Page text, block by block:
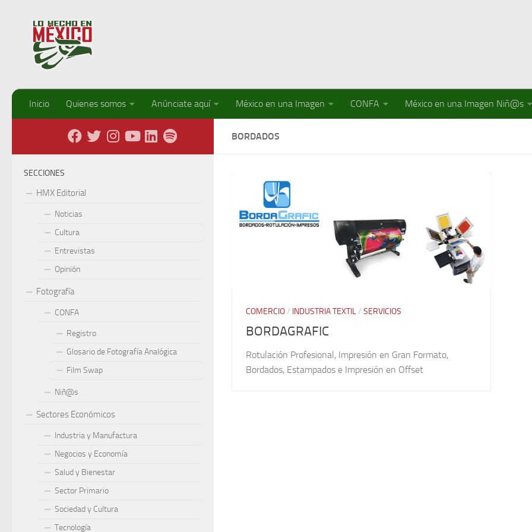
Inicio Quienes somos Anúnciate aquí México en una Imagen CONFA México en una Imagen Niñ@s
BORDADOS
COMERCIO/ INDUSTRIA TEXTIL/ SERVICIOS
BORDAGRAFIC
Rotulación Profesional, Impresión en Gran Formato,
Bordados, Estampados e Impresión en Offset
SECCIONES
HMX Editorial
Noticias
Cultura
Entrevistas
Opinión
Fotografía
CONFA
Registro
Glosario de Fotografía Analógica
Film Swap
Niñ@s
Sectores Económicos
Industria y Manufactura
Negocios y Economía
Salud y Bienestar
Sector Primario
Sociedad y Cultura
Tecnología